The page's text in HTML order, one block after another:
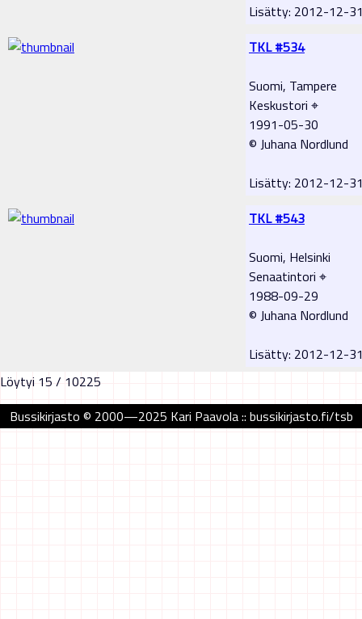
Lisätty: 2012-12-
TKL #534
Suomi, Tampere
Keskustori ⌖
1991-05-30
© Juhana Nordlund
Lisätty: 2012-12-
TKL #543
Suomi, Helsinki
Senaatintori ⌖
1988-09-29
© Juhana Nordlund
Lisätty: 2012-12-
Löytyi 15 / 10225
Bussikirjasto © 2000—2025 Kari Paavola :: bussikirjasto.fi/tsb